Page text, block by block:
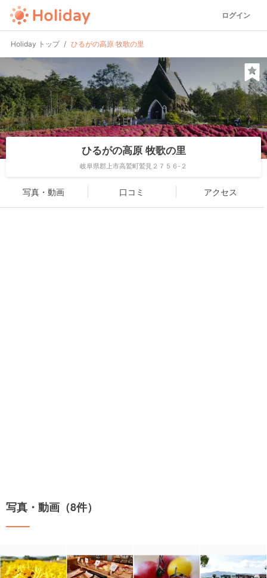
ログイン
Holiday トップ ひるがの高原 牧歌の里
ひるがの高原 牧歌の里
岐阜県郡上市高鷲町鷲見２７５６-２
写真・動画 口コミ アクセス
写真・動画（8件）